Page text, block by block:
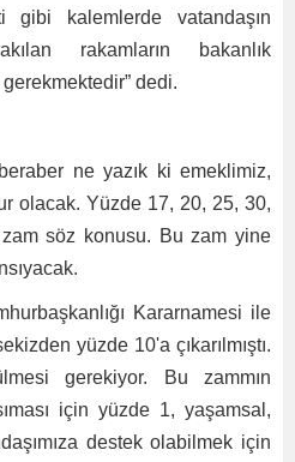
gibi kalemlerde vatandaşın
rakamların bakanlık
dedi.
ne yazık ki emeklimiz,
olacak. Yüzde 17, 20, 25, 30,
söz konusu. Bu zam yine
Kararnamesi ile
yüzde 10'a çıkarılmıştı.
gerekiyor. Bu zammın
için yüzde 1, yaşamsal,
destek olabilmek için